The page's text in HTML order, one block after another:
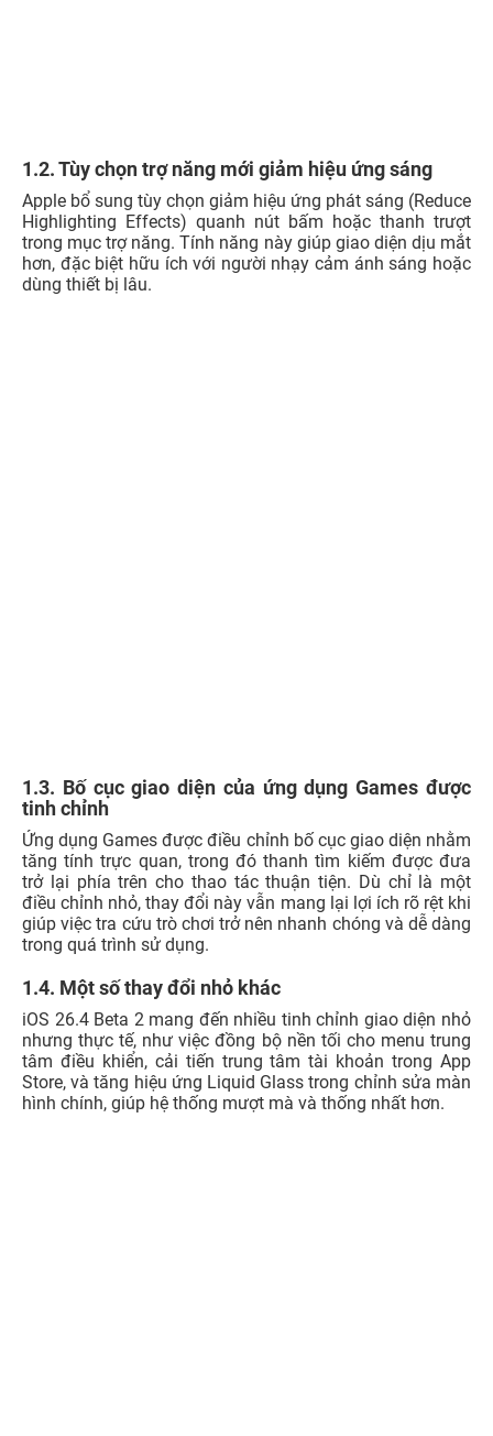
1.2. Tùy chọn trợ năng mới giảm hiệu ứng sáng
Apple bổ sung tùy chọn giảm hiệu ứng phát sáng (Reduce
Highlighting Effects) quanh nút bấm hoặc thanh trượt
trong mục trợ năng. Tính năng này giúp giao diện dịu mắt
hơn, đặc biệt hữu ích với người nhạy cảm ánh sáng hoặc
dùng thiết bị lâu.
1.3. Bố cục giao diện của ứng dụng Games được
tinh chỉnh
Ứng dụng Games được điều chỉnh bố cục giao diện nhằm
tăng tính trực quan, trong đó thanh tìm kiếm được đưa
trở lại phía trên cho thao tác thuận tiện. Dù chỉ là một
điều chỉnh nhỏ, thay đổi này vẫn mang lại lợi ích rõ rệt khi
giúp việc tra cứu trò chơi trở nên nhanh chóng và dễ dàng
trong quá trình sử dụng.
1.4. Một số thay đổi nhỏ khác
iOS 26.4 Beta 2 mang đến nhiều tinh chỉnh giao diện nhỏ
nhưng thực tế, như việc đồng bộ nền tối cho menu trung
tâm điều khiển, cải tiến trung tâm tài khoản trong App
Store, và tăng hiệu ứng Liquid Glass trong chỉnh sửa màn
hình chính, giúp hệ thống mượt mà và thống nhất hơn.